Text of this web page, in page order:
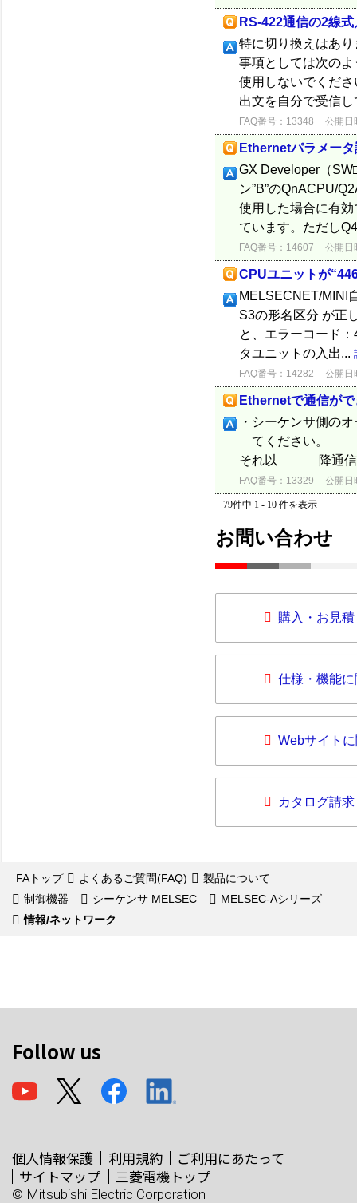
RS-422通信の2線
特に切り換えはあ
事項としては次
使用しないでくだ
出文を自分で受
FAQ番号：13348 公開日
Ethernetパラメー
GX Developer（
ン”B”のQnACPU/
使用した場合に有
ています。ただし
FAQ番号：14607 公開日
CPUユニットが
MELSECNET/
S3の形名区分 が正
と、エラーコード
タユニットの入出...
FAQ番号：14282 公開日
Ethernetで通信が
・シーケンサ側の
てください。 ＊
それ以 降通信を
FAQ番号：13329 公開日
79件中 1 - 10 件を表示
お問い合わせ
購入・お見
仕様・機能
Webサイト
カタログ請求
FAトップ よくあるご質問(FAQ)
製品について
制御機器
シーケンサ MELSEC
MELSEC-Aシリーズ
情報/ネットワーク
Follow us
個人情報保護 利用規約
ご利用にあたって
サイトマップ
三菱電機トップ
© Mitsubishi Electric Corporation